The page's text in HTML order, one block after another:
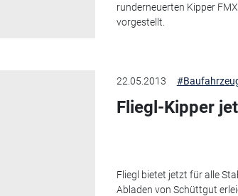
runderneuerten Kipper
vorgestellt.
22.05.2013
Fliegl-Kipper
Fliegl bietet jetzt für alle
Abladen von Schüttgut